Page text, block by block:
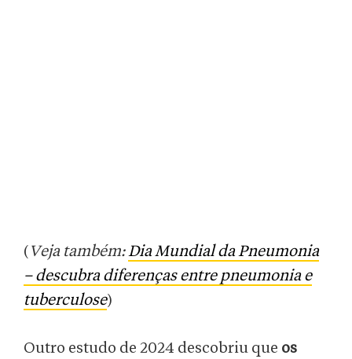
( Veja também:Dia Mundial da Pneumonia
– descubra diferenças entre pneumonia e
tuberculose)
Outro estudo de 2024 descobriu que os